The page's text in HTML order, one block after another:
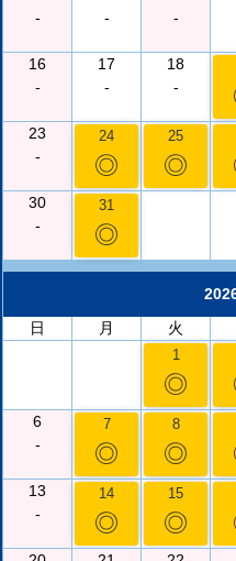
-
-
-
16
-
17
-
18
-
23
-
24
◎
25
◎
30
-
31
◎
日
月 火
1
◎
6
-
7
◎
8
◎
13
-
14
◎
15
◎